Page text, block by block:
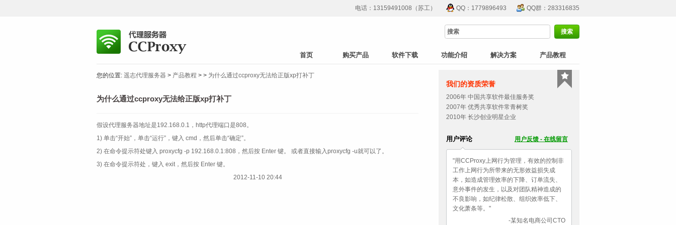
电话：13159491008（苏工） QQ：1779896493 QQ群：283316835
首页 购买产品 软件下载 功能介绍 解决方案 产品教程
您的位置: 遥志代理服务器 > 产品教程 > > 为什么通过ccproxy无法给正版xp打补丁
为什么通过ccproxy无法给正版xp打补丁
假设代理服务器地址是192.168.0.1，http代理端口是808。
1) 单击“开始”，单击“运行”，键入 cmd，然后单击“确定”。
2) 在命令提示符处键入 proxycfg -p 192.168.0.1:808，然后按 Enter 键。 或者直接输入proxycfg -u就可以了。
3) 在命令提示符处，键入 exit，然后按 Enter 键。
2012-11-10 20:44
我们的资质荣誉
2006年 中国共享软件最佳服务奖
2007年 优秀共享软件常青树奖
2010年 长沙创业明星企业
用户评论 用户反馈 - 在线留言
"用CCProxy上网行为管理，有效的控制非
工作上网行为所带来的无形效益损失成
本，如造成管理效率的下降、订单流失、
意外事件的发生，以及对团队精神造成的
不良影响，如纪律松散、组织效率低下、
文化萧条等。"
-某知名电商公司CTO